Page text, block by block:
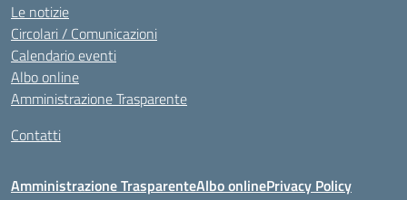
Le notizie
Circolari / Comunicazioni
Calendario eventi
Albo online
Amministrazione Trasparente
Contatti
Amministrazione TrasparenteAlbo onlinePrivacy Policy